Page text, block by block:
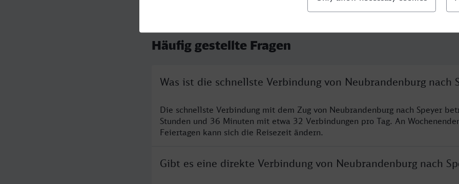
Häufig gestellte Fragen
Was ist die schnellste Verbindung von Neubrandenburg nach
Die schnellste Verbindung mit dem Zug von Neubrandenburg nach Speyer
Stunden und 36 Minuten mit etwa 32 Verbindungen pro Tag. An
Feiertagen kann sich die Reisezeit ändern.
Gibt es eine direkte Verbindung von Neubrandenburg nach